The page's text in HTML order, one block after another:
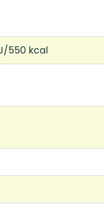
550 kcal